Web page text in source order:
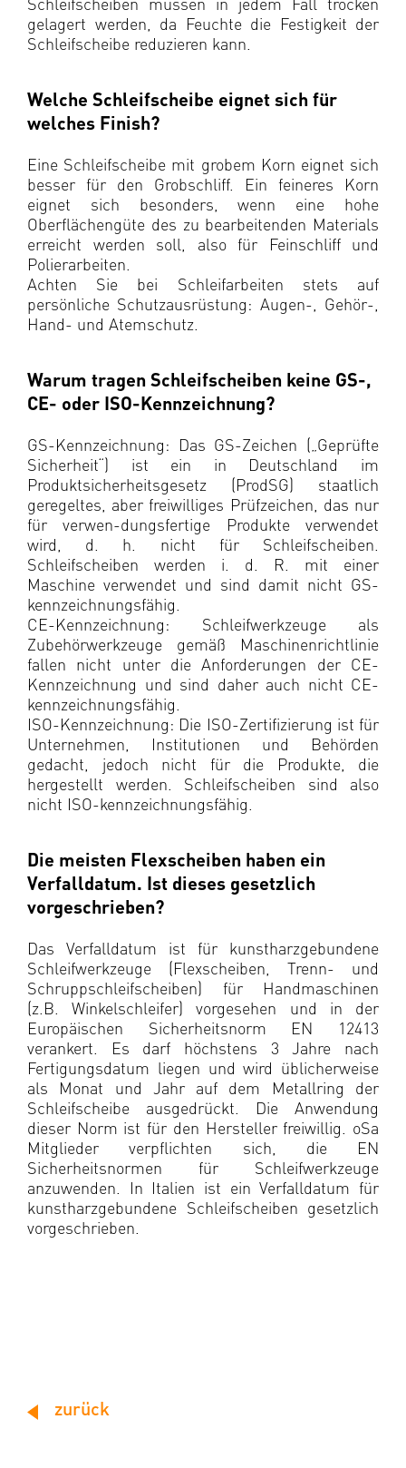
gelagert werden, da Feuchte die Festigkeit der
Schleifscheibe reduzieren kann.
Welche Schleifscheibe eignet sich für
welches Finish?
Eine Schleifscheibe mit grobem Korn eignet sich
besser für den Grobschliff. Ein feineres Korn
eignet sich besonders, wenn eine hohe
Oberflächengüte des zu bearbeitenden Materials
erreicht werden soll, also für Feinschliff und
Polierarbeiten.
Achten Sie bei Schleifarbeiten stets auf
persönliche Schutzausrüstung: Augen-, Gehör-,
Hand- und Atemschutz.
Warum tragen Schleifscheiben keine GS-,
CE- oder ISO-Kennzeichnung?
GS-Kennzeichnung: Das GS-Zeichen („Geprüfte
Sicherheit“) ist ein in Deutschland im
Produktsicherheitsgesetz (ProdSG) staatlich
geregeltes, aber freiwilliges Prüfzeichen, das nur
für verwen-dungsfertige Produkte verwendet
wird, d. h. nicht für Schleifscheiben.
Schleifscheiben werden i. d. R. mit einer
Maschine verwendet und sind damit nicht GS-
kennzeichnungsfähig.
CE-Kennzeichnung: Schleifwerkzeuge als
Zubehörwerkzeuge gemäß Maschinenrichtlinie
fallen nicht unter die Anforderungen der CE-
Kennzeichnung und sind daher auch nicht CE-
kennzeichnungsfähig.
ISO-Kennzeichnung: Die ISO-Zertifizierung ist für
Unternehmen, Institutionen und Behörden
gedacht, jedoch nicht für die Produkte, die
hergestellt werden. Schleifscheiben sind also
nicht ISO-kennzeichnungsfähig.
Die meisten Flexscheiben haben ein
Verfalldatum. Ist dieses gesetzlich
vorgeschrieben?
Das Verfalldatum ist für kunstharzgebundene
Schleifwerkzeuge (Flexscheiben, Trenn- und
Schruppschleifscheiben) für Handmaschinen
(z.B. Winkelschleifer) vorgesehen und in der
Europäischen Sicherheitsnorm EN 12413
verankert. Es darf höchstens 3 Jahre nach
Fertigungsdatum liegen und wird üblicherweise
als Monat und Jahr auf dem Metallring der
Schleifscheibe ausgedrückt. Die Anwendung
dieser Norm ist für den Hersteller freiwillig. oSa
Mitglieder verpflichten sich, die EN
Sicherheitsnormen für Schleifwerkzeuge
anzuwenden. In Italien ist ein Verfalldatum für
kunstharzgebundene Schleifscheiben gesetzlich
vorgeschrieben.
zurück